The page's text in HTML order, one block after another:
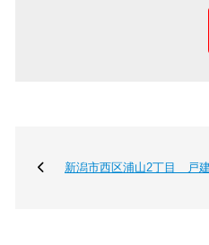
新潟市西区浦山2丁目 戸